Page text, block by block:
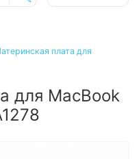
плата для
для MacBook